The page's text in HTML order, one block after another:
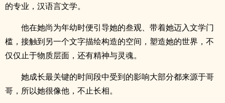
的专业，汉语言文学。
他在她尚为年幼时便引导她的叁观、带着她迈入文学门
槛，接触到另一个文字描绘构造的空间，塑造她的世界，不
仅仅止于物质层面，还有精神与灵魂。
她成长最关键的时间段中受到的影响大部分都来源于哥
哥，所以她很像他，不止长相。